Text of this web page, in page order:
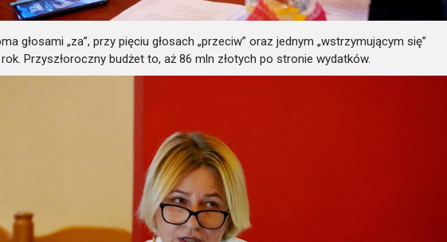
głosami „za”, przy pięciu głosach „przeciw” oraz jednym „wstrzymującym się”
Przyszłoroczny budżet to, aż 86 mln złotych po stronie wydatków.